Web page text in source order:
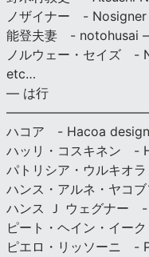
ノザイナー - Nosigner
能登夫妻 - notohusai –
ノルウェー・セイズ -
etc…
— は行
ハコア - Hacoa
ハッリ・コスキネン -
パトリシア・ウルキオ
ハンス・アルネ・ヤコ
ハンス Ｊ ウェグナー -
ピート・ヘイン・イー
ピエロ・リッソーニ -